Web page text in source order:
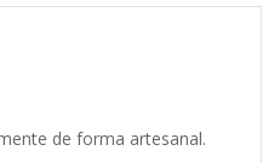
de forma artesanal.